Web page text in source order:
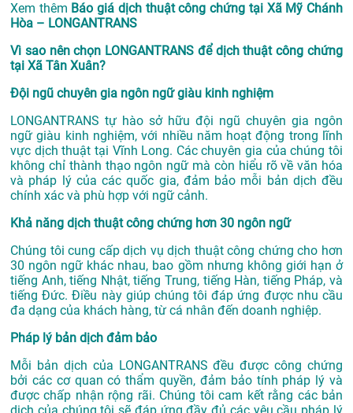
Xem thêm Báo giá dịch thuật công chứng tại Xã Mỹ Chánh
Hòa – LONGANTRANS
Vì sao nên chọn LONGANTRANS để dịch thuật công chứng
tại Xã Tân Xuân?
Đội ngũ chuyên gia ngôn ngữ giàu kinh nghiệm
LONGANTRANS tự hào sở hữu đội ngũ chuyên gia ngôn
ngữ giàu kinh nghiệm, với nhiều năm hoạt động trong lĩnh
vực dịch thuật tại Vĩnh Long. Các chuyên gia của chúng tôi
không chỉ thành thạo ngôn ngữ mà còn hiểu rõ về văn hóa
và pháp lý của các quốc gia, đảm bảo mỗi bản dịch đều
chính xác và phù hợp với ngữ cảnh.
Khả năng dịch thuật công chứng hơn 30 ngôn ngữ
Chúng tôi cung cấp dịch vụ dịch thuật công chứng cho hơn
30 ngôn ngữ khác nhau, bao gồm nhưng không giới hạn ở
tiếng Anh, tiếng Nhật, tiếng Trung, tiếng Hàn, tiếng Pháp, và
tiếng Đức. Điều này giúp chúng tôi đáp ứng được nhu cầu
đa dạng của khách hàng, từ cá nhân đến doanh nghiệp.
Pháp lý bản dịch đảm bảo
Mỗi bản dịch của LONGANTRANS đều được công chứng
bởi các cơ quan có thẩm quyền, đảm bảo tính pháp lý và
được chấp nhận rộng rãi. Chúng tôi cam kết rằng các bản